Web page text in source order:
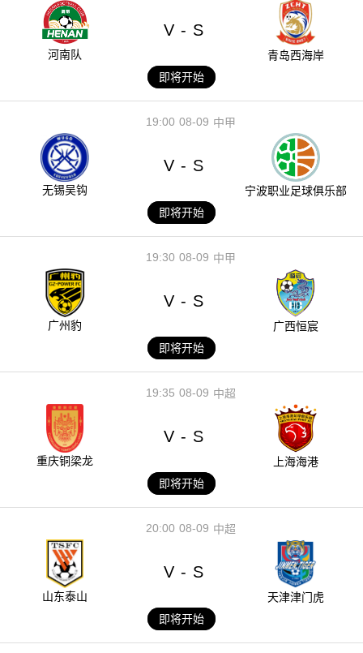
河南队
V - S
青岛西海岸
即将开始
08-09
19:00 中甲
无锡吴钩
V - S
宁波职业足球俱乐部
即将开始
08-09
19:30 中甲
广州豹
V - S
广西恒宸
即将开始
08-09
19:35 中超
重庆铜梁龙
V - S
上海海港
即将开始
08-09
20:00 中超
山东泰山
V - S
天津津门虎
即将开始